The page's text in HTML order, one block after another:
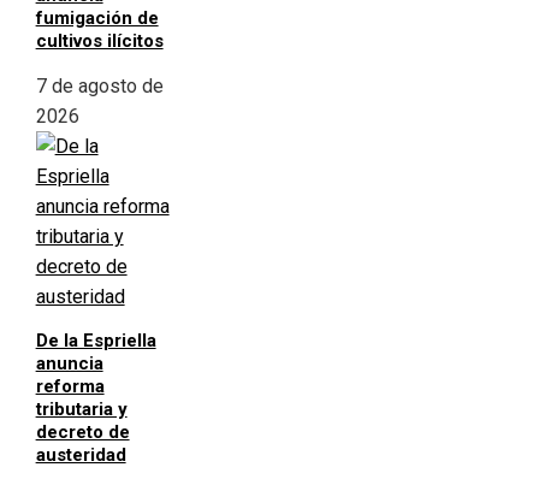
fumigación de
cultivos ilícitos
7 de agosto de
2026
De la Espriella
anuncia
reforma
tributaria y
decreto de
austeridad